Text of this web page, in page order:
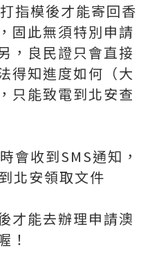
指模後才能寄回香
固此無須特別申請
，良民證只會直接
得知進度如何（大
只能致電到北安查
會收到SMS通知，
北安領取文件
才能去辦理申請澳
！